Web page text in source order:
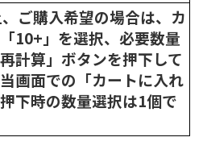
ご購入希望の場合は、カ
10+」を選択、必要数量
計算」ボタンを押下して
画面での「カートに入れ
下時の数量選択は1個で